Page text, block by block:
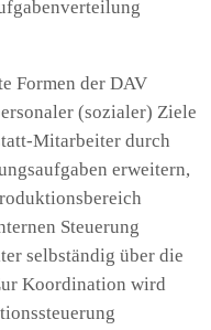
Formen der DAV
(sozialer) Ziele
Mitarbeiter durch
erweitern,
Steuerung
selbständig über die
Koordination wird